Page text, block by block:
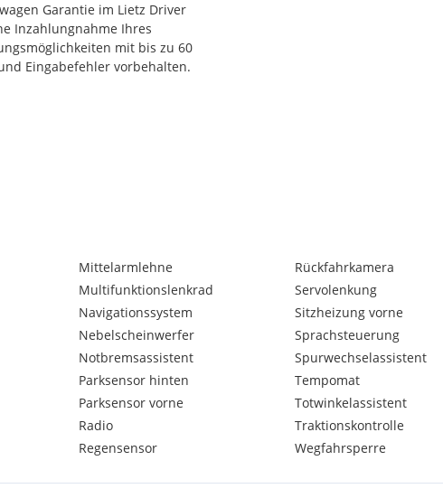
Garantie im Lietz Driver
Inzahlungnahme Ihres
mit bis zu 60
Eingabefehler vorbehalten.
(TCS)
(EBD) und
Mittelarmlehne
Multifunktionslenkrad
Navigationssystem
Nebelscheinwerfer
Notbremsassistent
Parksensor hinten
Parksensor vorne
Radio
Regensensor
Rückfahrkamera
Servolenkung
Sitzheizung vorne
Sprachsteuerung
Spurwechselassistent
Tempomat
Totwinkelassistent
Traktionskontrolle
Wegfahrsperre